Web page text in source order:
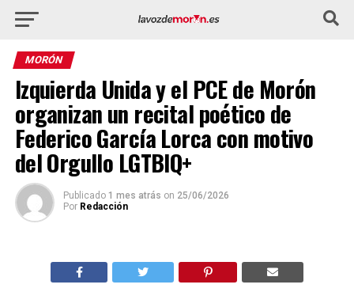
MORÓN
Izquierda Unida y el PCE de Morón
organizan un recital poético de
Federico García Lorca con motivo
del Orgullo LGTBIQ+
Publicado 1 mes atrás on 25/06/2026
Por Redacción